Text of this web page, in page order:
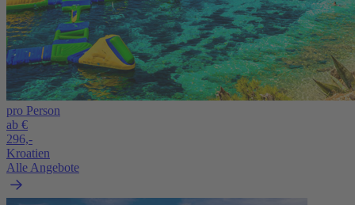
pro Person
ab €
296,-
Kroatien
Alle Angebote